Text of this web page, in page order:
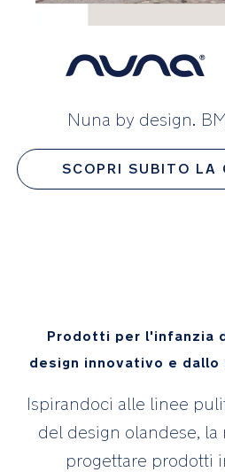
Nuna by design.
SCOPRI SUBITO LA
Prodotti per l'infanzia
design innovativo e
Ispirandoci alle linee
del design olandese, la
progettare prodotti